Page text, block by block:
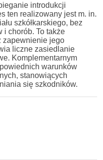
introdukcji
ten realizowany jest m. in.
szkółkarskiego, bez
i chorób. To także
zapewnienie jego
liczne zasiedlanie
Komplementarnym
warunków
stanowiących
się szkodników.